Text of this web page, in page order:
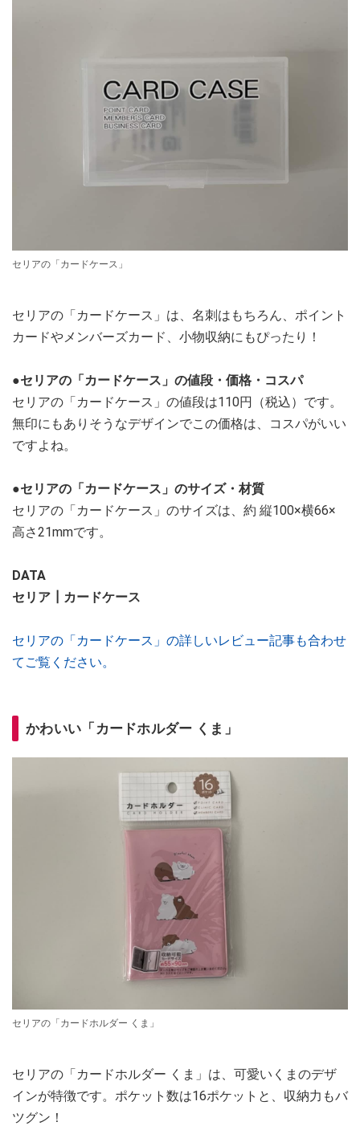
セリアの「カードケース」
セリアの「カードケース」は、名刺はもちろん、ポイント
カードやメンバーズカード、小物収納にもぴったり！
●セリアの「カードケース」の値段・価格・コスパ
セリアの「カードケース」の値段は110円（税込）です。
無印にもありそうなデザインでこの価格は、コスパがいい
ですよね。
●セリアの「カードケース」のサイズ・材質
セリアの「カードケース」のサイズは、約 縦100×横66×
高さ21mmです。
DATA
セリア┃カードケース
セリアの「カードケース」の詳しいレビュー記事も合わせ
てご覧ください。
かわいい「カードホルダー くま」
セリアの「カードホルダー くま」
セリアの「カードホルダー くま」は、可愛いくまのデザ
インが特徴です。ポケット数は16ポケットと、収納力もバ
ツグン！